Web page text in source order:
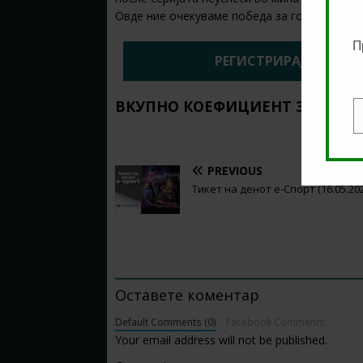
Овде ние очекуваме победа за гостите и
РЕГИСТРИРАЈ СЕ НА
ВКУПНО КОЕФИЦИЕНТ ЗА ОВОЈ
PREVIOUS
Тикет на денот е-Спорт
Оставете коментар
Default Comments (0)
Your email address will not be published.